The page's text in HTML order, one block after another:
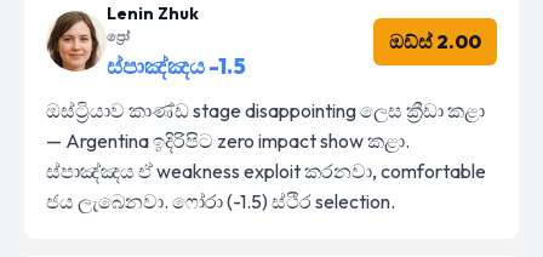
Lenin Zhuk
ප්‍රෝ
ස්පාඤ්ඤය -1.5
ඔඩ්ස් 2.00
ඔස්ට්‍රියාව කාණ්ඩ stage disappointing ලෙස ක්‍රීඩා කළා
— Argentina ඉදිරිපිට zero impact show කළා.
ස්පාඤ්ඤය ඒ weakness exploit කරනවා, comfortable
ජය ලැබෙනවා. ෆෝරා (-1.5) ස්ථිර selection.